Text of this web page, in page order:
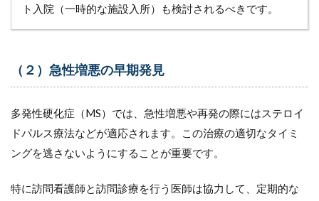
ト入院（一時的な施設入所）も検討されるべきです。
（２）急性増悪の早期発見
多発性硬化症（MS）では、急性増悪や再発の際にはステロイ
ドパルス療法などが適応されます。この治療の適切なタイミ
ングを逃さないようにすることが重要です。
特に訪問看護師と訪問診療を行う医師は協力して、定期的な